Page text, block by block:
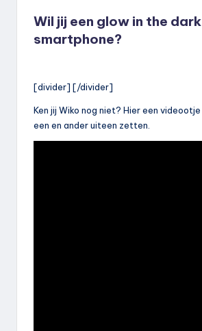
Wil jij een glow in the dark
smartphone?
[divider] [/divider]
Ken jij Wiko nog niet? Hier een
een en ander uiteen zetten.